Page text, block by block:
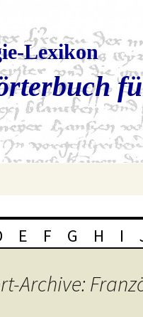
Lexikon
E F G H I
Archive: